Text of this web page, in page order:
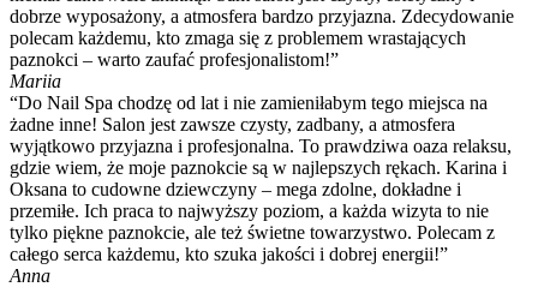
dobrze wyposażony, a atmosfera bardzo przyjazna. Zdecydowanie
polecam każdemu, kto zmaga się z problemem wrastających
paznokci – warto zaufać profesjonalistom!”
Mariia
“Do Nail Spa chodzę od lat i nie zamieniłabym tego miejsca na
żadne inne! Salon jest zawsze czysty, zadbany, a atmosfera
wyjątkowo przyjazna i profesjonalna. To prawdziwa oaza relaksu,
gdzie wiem, że moje paznokcie są w najlepszych rękach. Karina i
Oksana to cudowne dziewczyny – mega zdolne, dokładne i
przemiłe. Ich praca to najwyższy poziom, a każda wizyta to nie
tylko piękne paznokcie, ale też świetne towarzystwo. Polecam z
całego serca każdemu, kto szuka jakości i dobrej energii!”
Anna